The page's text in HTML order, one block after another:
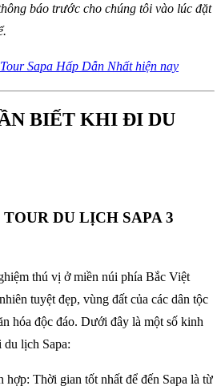
báo trước cho chúng tôi vào lúc đặt
Sapa Hấp Dẫn Nhất hiện nay
BIẾT KHI ĐI DU
DU LỊCH SAPA 3
thú vị ở miền núi phía Bắc Việt
tuyệt đẹp, vùng đất của các dân tộc
hóa độc đáo. Dưới đây là một số kinh
lịch Sapa:
hợp: Thời gian tốt nhất để đến Sapa là từ